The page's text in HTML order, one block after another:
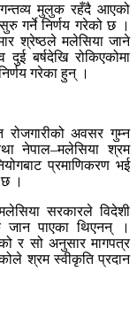
मुलुक रहँदै आएको
गर्ने निर्णय गरेको छ ।
श्रेष्ठले मलेसिया जाने
बर्षदेखि रोकिएकोमा
गरेका हुन् ।
रोजगारीको अवसर गुम्न
नेपाल–मलेसिया श्रम
प्रमाणिकरण भई
।
सरकारले विदेशी
जान पाएका थिएनन् ।
र सो अनुसार मागपत्र
श्रम स्वीकृति प्रदान